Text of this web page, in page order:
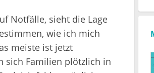
Notfälle, sieht die Lage
wie ich mich
meiste ist jetzt
sich Familien plötzlich in